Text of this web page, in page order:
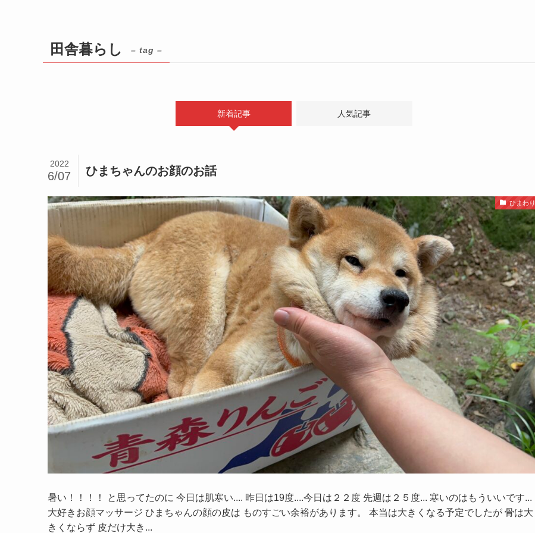
田舎暮らし – tag –
新着記事 人気記事
ひまちゃんのお顔のお話
2022
6/07
ひまわり
暑い！！！！ と思ってたのに 今日は肌寒い.... 昨日は19度....今日は２２度 先週は２５度... 寒いのはもういいです...
大好きお顔マッサージ ひまちゃんの顔の皮は ものすごい余裕があります。 本当は大きくなる予定でしたが 骨は大
きくならず 皮だけ大き...